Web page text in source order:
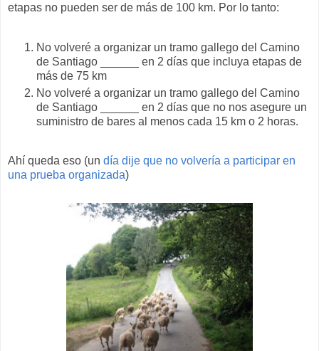
etapas no pueden ser de más de 100 km. Por lo tanto:
No volveré a organizar un tramo gallego del Camino
de Santiago ______ en 2 días que incluya etapas de
más de 75 km
No volveré a organizar un tramo gallego del Camino
de Santiago ______ en 2 días que no nos asegure un
suministro de bares al menos cada 15 km o 2 horas.
Ahí queda eso (un día dije que no volvería a participar en
una prueba organizada)